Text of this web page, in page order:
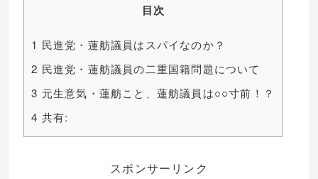
目次
1 民進党・蓮舫議員はスパイなのか？
2 民進党・蓮舫議員の二重国籍問題について
3 元生意気・蓮舫こと、蓮舫議員は○○寸前！？
4 共有:
スポンサーリンク